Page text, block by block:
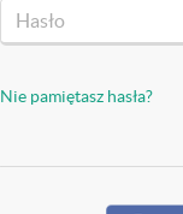
Nie pamiętasz hasła?